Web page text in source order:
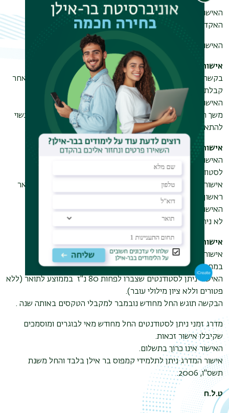
האישור ניתן לסטודנטים בתואר שני שסיימו את כל חובותיהם
האקדמיים מלבד הגשת תזה.
האישור כרוך בתשלום.
אישור לגמול השתלמות
בקשה לאישור על קורסים עודפים לגמול השתלמות תוגש רק לאחר
קבלת אישור הזכאות לתואר.
האישור כרוך בתשלום
.
משך הטיפול בבקשה: עד 20 ימי עבודה. בתקופות עומס הזמן עשוי
להתארך
אישור סיום 80% מהתואר לתלמידי הוראה וחינוך בלבד
האישור ניתן רק לסטודנטים הרשומים בפקולטה לחינוך או
לסטודנטים המועסקים במשרד החינוך דרך "אופק חדש".
אישור המציין כי הסטודנטים סיימו 80% מחובות הלימודים לתואר
ראשון/שני
האישור כרוך בתשלום.
לא ניתן לקבל החזר כספי עבור טיפול בבקשות מנהליות.
אישור מדרג
אישור מדרג מאשר את מיקומו של הבוגר/ת במחלקה ובמסלול
במחזור הבוגרים שבו סיימ/ה.
האישור ניתן לסטודנטים שצברו לפחות 80 נ"ז
בממוצע לתואר (ללא
פטורים וללא ציון מילולי עובר).
הבקשה תוגש החל מחודש נובמבר למקבלי הטקסים באותה שנה .
מדרג זמני ניתן לסטודנטים החל מחודש מאי לבוגרים ומוסמכים
שקיבלו אישור זכאות.
האישור אינו כרוך בתשלום.
אישור המדרג ניתן לתלמידי קמפוס בר אילן בלבד והחל משנת
תשס"ו, 2006.
ט.ל.ח